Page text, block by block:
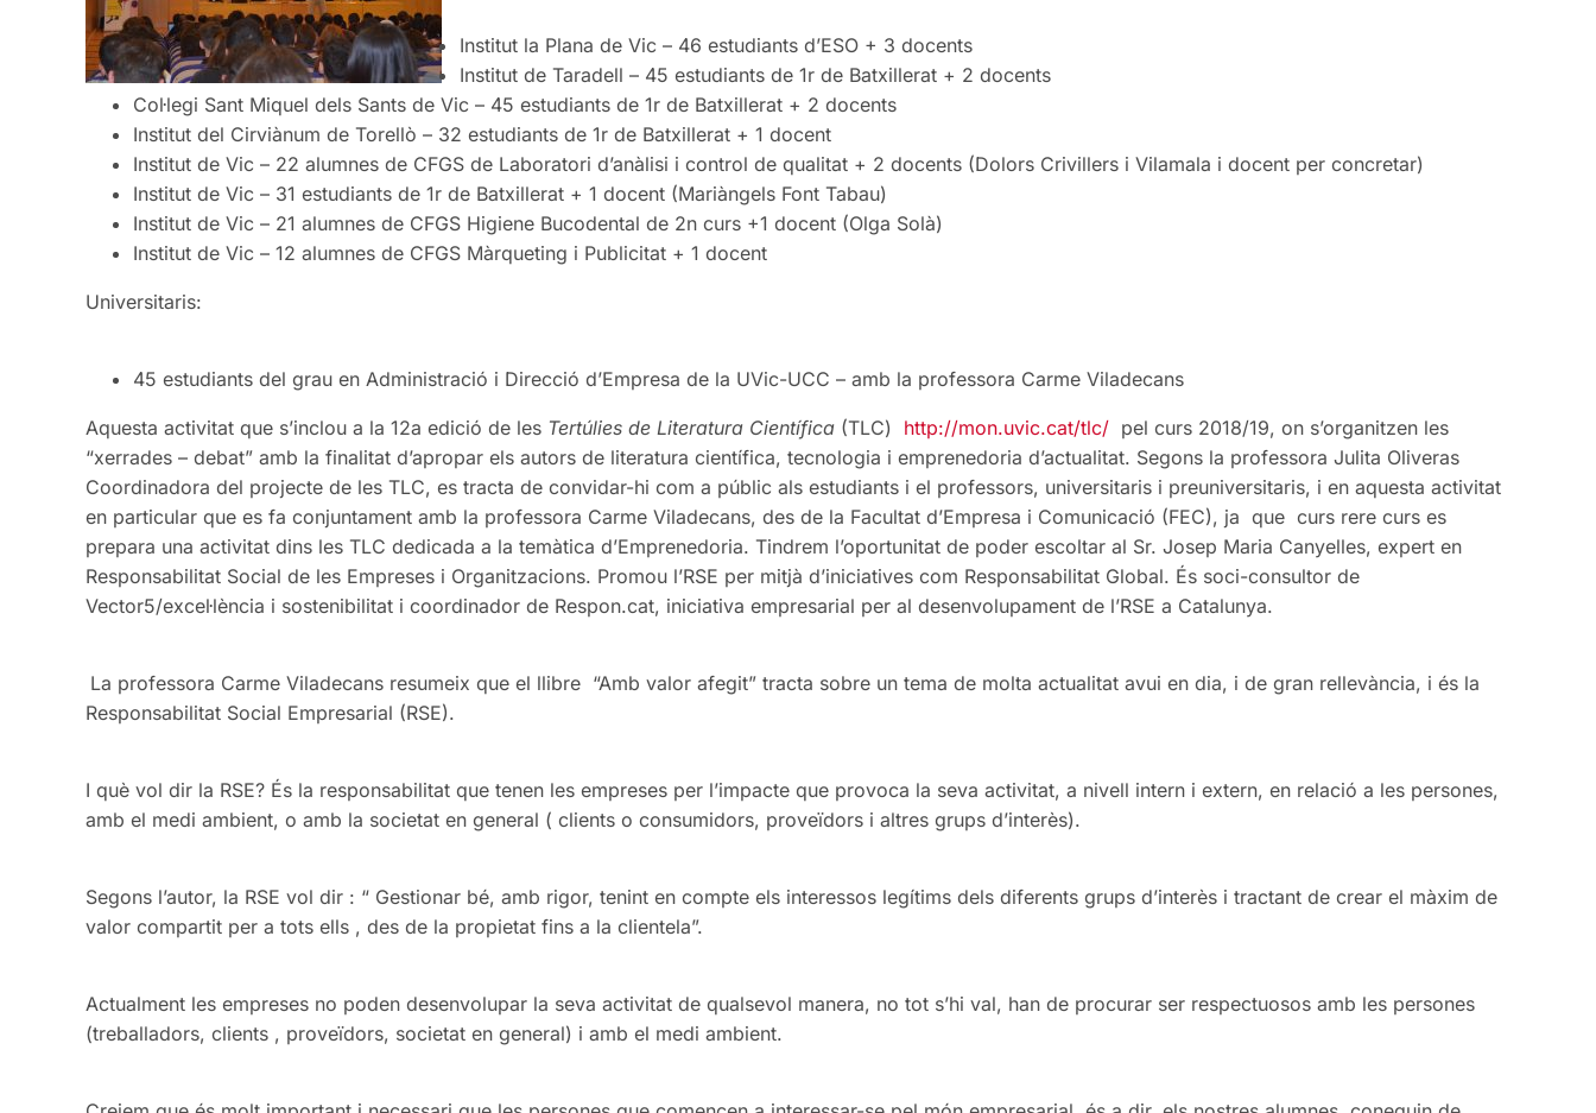
Institut la Plana de Vic – 46 estudiants d’ESO + 3 docents
Institut de Taradell – 45 estudiants de 1r de Batxillerat + 2 docents
Col·legi Sant Miquel dels Sants de Vic – 45 estudiants de 1r de Batxillerat + 2 docents
Institut del Cirviànum de Torellò – 32 estudiants de 1r de Batxillerat + 1 docent
Institut de Vic – 22 alumnes de CFGS de Laboratori d’anàlisi i control de qualitat + 2 docents (Dolors Crivillers i Vilamala i docent per concretar)
Institut de Vic – 31 estudiants de 1r de Batxillerat + 1 docent (Mariàngels Font Tabau)
Institut de Vic – 21 alumnes de CFGS Higiene Bucodental de 2n curs +1 docent (Olga Solà)
Institut de Vic – 12 alumnes de CFGS Màrqueting i Publicitat + 1 docent
Universitaris:
45 estudiants del grau en Administració i Direcció d’Empresa de la UVic-UCC – amb la professora Carme Viladecans
Aquesta activitat que s’inclou a la 12a edició de les Tertúlies de Literatura Científica (TLC) http://mon.uvic.cat/tlc/ pel curs 2018/19, on s’organitzen les
“xerrades – debat” amb la finalitat d’apropar els autors de literatura científica, tecnologia i emprenedoria d’actualitat. Segons la professora Julita Oliveras
Coordinadora del projecte de les TLC, es tracta de convidar-hi com a públic als estudiants i el professors, universitaris i preuniversitaris, i en aquesta activitat
en particular que es fa conjuntament amb la professora Carme Viladecans, des de la Facultat d’Empresa i Comunicació (FEC), ja que curs rere curs es
prepara una activitat dins les TLC dedicada a la temàtica d’Emprenedoria. Tindrem l’oportunitat de poder escoltar al Sr. Josep Maria Canyelles, expert en
Responsabilitat Social de les Empreses i Organitzacions. Promou l’RSE per mitjà d’iniciatives com Responsabilitat Global. És soci-consultor de
Vector5/excel·lència i sostenibilitat i coordinador de Respon.cat, iniciativa empresarial per al desenvolupament de l’RSE a Catalunya.
La professora Carme Viladecans resumeix que el llibre “Amb valor afegit” tracta sobre un tema de molta actualitat avui en dia, i de gran rellevància, i és la
Responsabilitat Social Empresarial (RSE).
I què vol dir la RSE? És la responsabilitat que tenen les empreses per l’impacte que provoca la seva activitat, a nivell intern i extern, en relació a les persones,
amb el medi ambient, o amb la societat en general ( clients o consumidors, proveïdors i altres grups d’interès).
Segons l’autor, la RSE vol dir : “ Gestionar bé, amb rigor, tenint en compte els interessos legítims dels diferents grups d’interès i tractant de crear el màxim de
valor compartit per a tots ells , des de la propietat fins a la clientela”.
Actualment les empreses no poden desenvolupar la seva activitat de qualsevol manera, no tot s’hi val, han de procurar ser respectuosos amb les persones
(treballadors, clients , proveïdors, societat en general) i amb el medi ambient.